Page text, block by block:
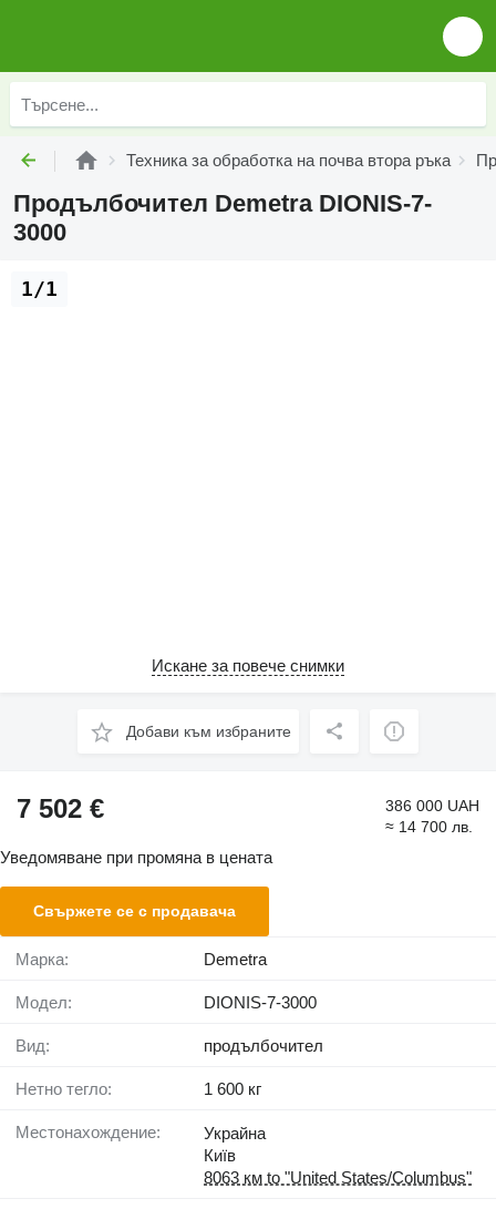
Техника за обработка на почва втора ръка
Продълбочител Demetra DIONIS-7-
3000
1/1
Искане за повече снимки
Добави към избраните
7 502 €
386 000 UAH
≈ 14 700 лв.
Уведомяване при промяна в цената
Свържете се с продавача
Марка: Demetra
Модел: DIONIS-7-3000
Вид: продълбочител
Нетно тегло: 1 600 кг
Местонахождение:
Украйна
Київ
8063 км to "United States/Columbus"